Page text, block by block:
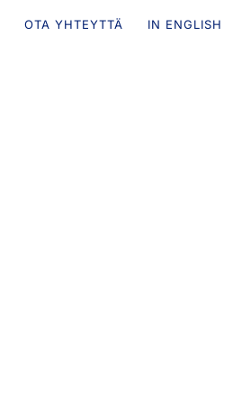
OTA YHTEYTTÄ IN ENGLISH